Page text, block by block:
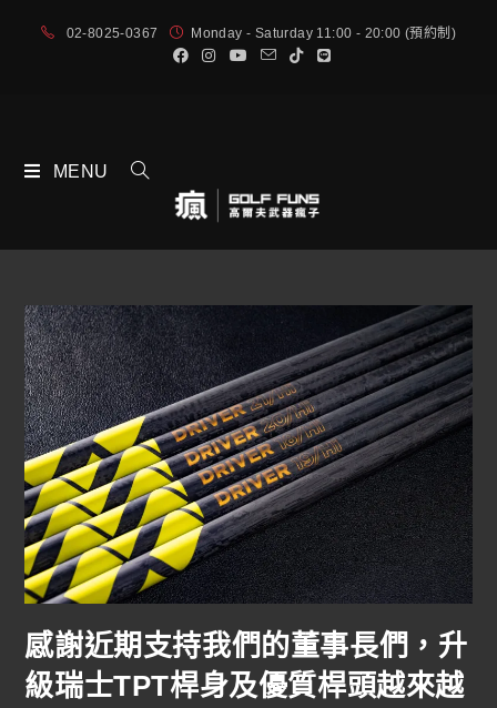
02-8025-0367 Monday - Saturday 11:00 - 20:00 (預約制)
MENU
感謝近期支持我們的董事長們，升
級瑞士TPT桿身及優質桿頭越來越